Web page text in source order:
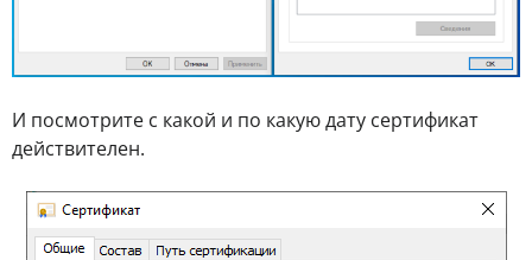
И посмотрите с какой и по какую дату сертификат
действителен.